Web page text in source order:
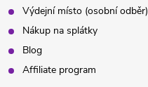
Výdejní místo (osobní odběr)
Nákup na splátky
Blog
Affiliate program